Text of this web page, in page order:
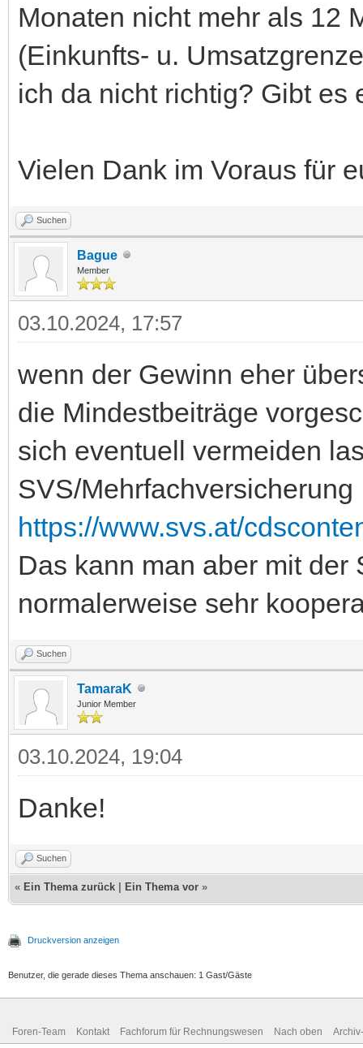
Monaten nicht mehr als 12
(Einkunfts- u.
ich da nicht richtig? Gibt es
Vielen Dank im Voraus für
Suchen
Bague
Member
03.10.2024, 17:57
wenn der Gewinn eher
die Mindestbeiträge
sich eventuell vermeiden
SVS/Mehrfachversicherung
https://www.svs.at/
Das kann man aber mit
normalerweise sehr
Suchen
TamaraK
Junior Member
03.10.2024, 19:04
Danke!
Suchen
« Ein Thema zurück Ein Thema vor »
Druckversion anzeigen
Benutzer, die gerade dieses Thema anschauen: 1 Gast/Gäste
Foren-Team Kontakt Fachforum für Rechnungswesen Nach oben